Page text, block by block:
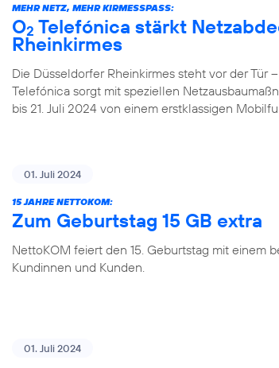
MEHR NETZ, MEHR KIRMESSPASS:
O2 Telefónica stärkt
Rheinkirmes
Die Düsseldorfer Rheinkirmes steht vor der Tür
Telefónica sorgt mit speziellen
bis 21. Juli 2024 von einem erstklassigen
01. Juli 2024
15 JAHRE NETTOKOM:
Zum Geburtstag 15 GB extra
NettoKOM feiert den 15. Geburtstag mit einem
Kundinnen und Kunden.
01. Juli 2024